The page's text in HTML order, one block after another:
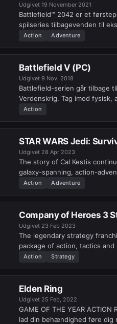
Udgivet 19 November 2021
Battlefield™ 2042 er et
spilseries tilbagevenden til
Action Adventure
Battlefield V (PC)
Udgivet 9 Nov, 2018
Battlefield-serien går tilbage
Verdenskrig. Tag imod fysisk,
Action
STAR WARS Jedi:
Udgivet 28 Apr 2023
The story of Cal Kestis
galaxy-spanning, action-
Action Adventure
Company of Heroes 3
Udgivet 23 Feb 2023
The legendary strategy
package of action, tactics
Action Strategy
Elden Ring
Udgivet 25 Feb, 2022
GAME OF THE YEAR ACTION
lad din behændighed føre dig